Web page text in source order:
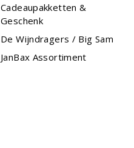
Cadeaupakketten &
Geschenk
De Wijndragers / Big Sam
JanBax Assortiment